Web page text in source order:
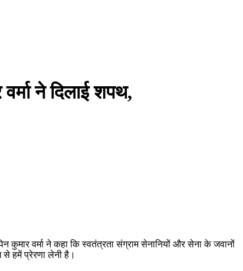
ने दिलाई शपथ,
कुमार वर्मा ने कहा कि स्वतंत्रता संग्राम सेनानियों और सेना के जवानों
से हमें प्रेरणा लेनी है।